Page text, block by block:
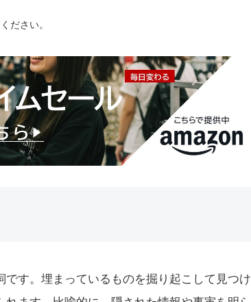
ださい。
です。埋まっているものを掘り起こして見つけ